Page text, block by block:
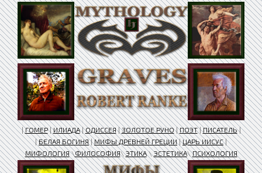
|ГОМЕР|ИЛИАДА|ОДИССЕЯ|ЗОЛОТОЕ РУНО|ПОЭТ|ПИСАТЕЛЬ|
|БЕЛАЯ БОГИНЯ|МИФЫ ДРЕВНЕЙ ГРЕЦИИ|ЦАРЬ ИИСУС|
МИФОЛОГИЯ\ФИЛОСОФИЯ\ЭТИКА\ЭСТЕТИКА\ПСИХОЛОГИЯ